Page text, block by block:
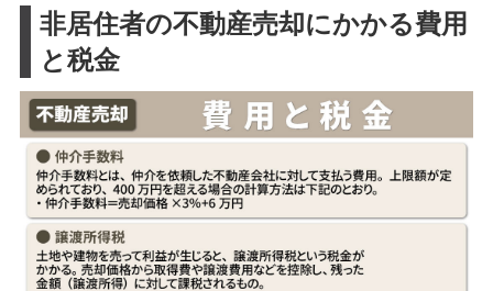
非居住者の不動産売却にかかる費用
と税金